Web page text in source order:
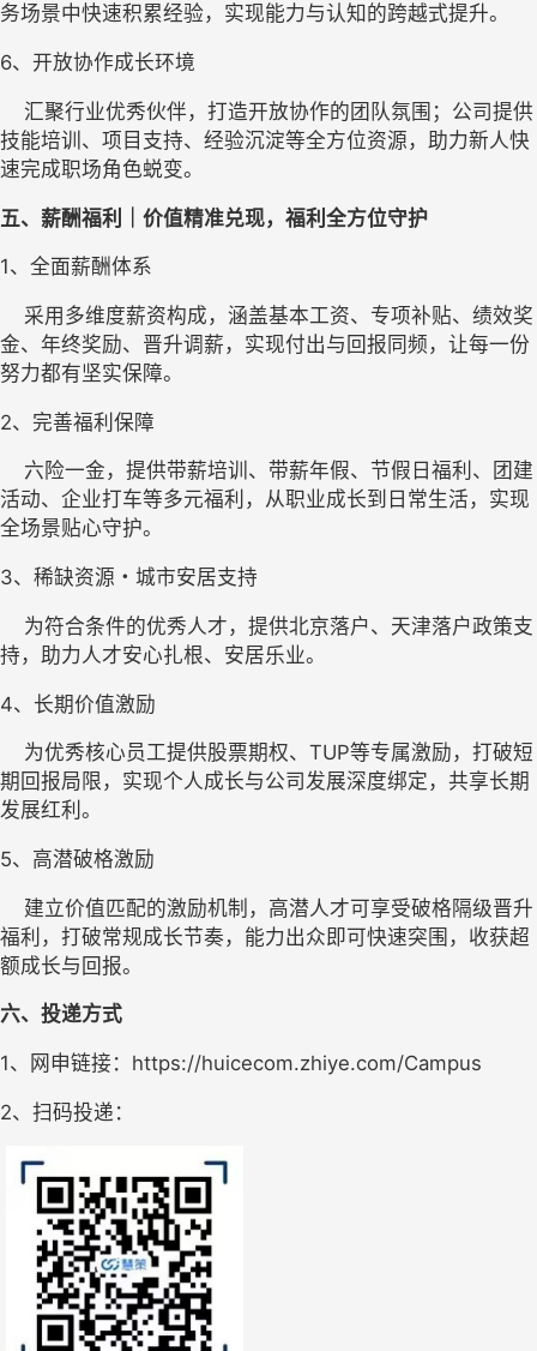
务场景中快速积累经验，实现能力与认知的跨越式提升。
6、 开放协作成长环境
汇聚行业优秀伙伴，打造开放协作的团队氛围；公司提供
技能培训、项目支持、经验沉淀等全方位资源，助力新人快
速完成职场角色蜕变。
五、薪酬福利｜价值精准兑现，福利全方位守护
1、 全面薪酬体系
采用多维度薪资构成，涵盖基本工资、专项补贴、绩效奖
金、年终奖励、晋升调薪，实现付出与回报同频，让每一份
努力都有坚实保障。
2、 完善福利保障
六险一金 ，提供带薪培训、带薪年假、节假日福利、团建
活动、企业打车等多元福利，从职业成长到日常生活，实现
全场景贴心守护。
3、 稀缺资源・城市安居支持
为符合条件的优秀人才，提供北京落户、天津落户政策支
持，助力人才安心扎根、安居乐业。
4、 长期价值激励
为优秀核心员工提供股票期权、TUP等专属激励，打破短
期回报局限，实现个人成长与公司发展深度绑定，共享长期
发展红利。
5、 高潜破格激励
建立价值匹配的激励机制，高潜人才可享受破格隔级晋升
福利，打破常规成长节奏，能力出众即可快速突围，收获超
额成长与回报。
六、投递方式
1、网申链接： https://huicecom.zhiye.com/Campus
2、扫码投递：